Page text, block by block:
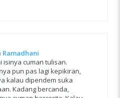
Ramadhani
isinya cuman tulisan.
pun pas lagi kepikiran,
kalau dipendem suka
Kadang bercanda,